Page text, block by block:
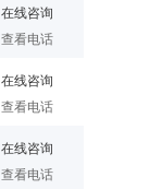
在线咨询
查看电话
在线咨询
查看电话
在线咨询
查看电话